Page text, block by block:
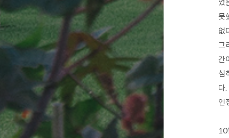
었
못
없
그
간
심
다
인
10